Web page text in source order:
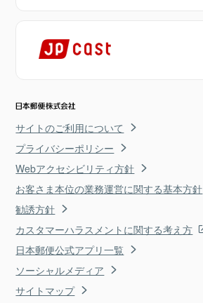
サイトのご利用について
プライバシーポリシー
Webアクセシビリティ方針
お客さま本位の業務運営に関する基本方針
勧誘方針
カスタマーハラスメントに関する考え方
日本郵便公式アプリ一覧
ソーシャルメディア
サイトマップ